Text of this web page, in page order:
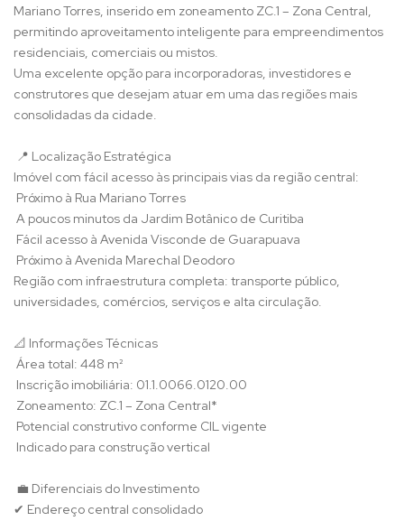
Mariano Torres, inserido em zoneamento ZC.1 – Zona Central,
permitindo aproveitamento inteligente para empreendimentos
residenciais, comerciais ou mistos.
Uma excelente opção para incorporadoras, investidores e
construtores que desejam atuar em uma das regiões mais
consolidadas da cidade.
📍 Localização Estratégica
Imóvel com fácil acesso às principais vias da região central:
Próximo à Rua Mariano Torres
A poucos minutos da Jardim Botânico de Curitiba
Fácil acesso à Avenida Visconde de Guarapuava
Próximo à Avenida Marechal Deodoro
Região com infraestrutura completa: transporte público,
universidades, comércios, serviços e alta circulação.
📐 Informações Técnicas
Área total: 448 m²
Inscrição imobiliária: 01.1.0066.0120.00
Zoneamento: ZC.1 – Zona Central*
Potencial construtivo conforme CIL vigente
Indicado para construção vertical
💼 Diferenciais do Investimento
✔ Endereço central consolidado